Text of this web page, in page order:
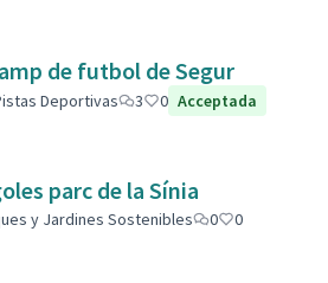
de futbol de Segur
Deportivas 3 0 Acceptada
parc de la Sínia
y Jardines Sostenibles 0
0